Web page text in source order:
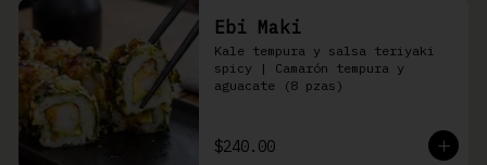
Ebi Maki
Kale tempura y salsa teriyaki
spicy | Camarón tempura y
aguacate (8 pzas)
$240.00